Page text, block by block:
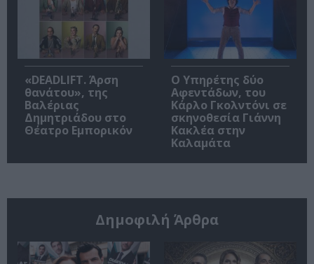
«DEADLIFT. Άρση
θανάτου», της
Βαλέριας
Δημητριάδου στο
Θέατρο Εμπορικόν
Ο Υπηρέτης δύο
Αφεντάδων, του
Κάρλο Γκολντόνι σε
σκηνοθεσία Γιάννη
Κακλέα στην
Καλαμάτα
Δημοφιλή Άρθρα